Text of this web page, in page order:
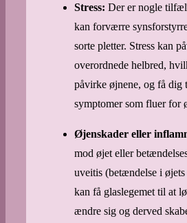
Stress: Der er nogle
kan forværre
sorte pletter. Stress kan
overordnede helbred,
påvirke øjnene, og få dig
symptomer som fluer for
Øjenskader eller
mod øjet eller
uveitis (betændelse i øjets
kan få glaslegemet til at
ændre sig og derved